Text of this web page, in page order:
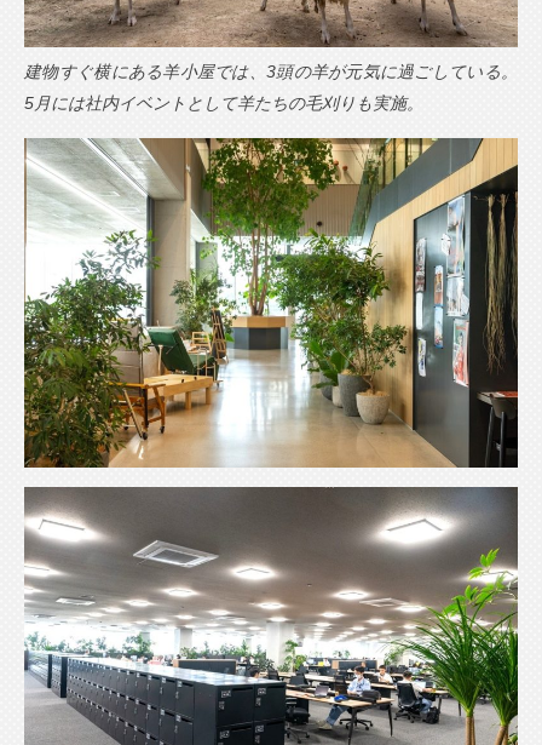
建物すぐ横にある羊小屋では、3頭の羊が元気に過ごしている。
5月には社内イベントとして羊たちの毛刈りも実施。